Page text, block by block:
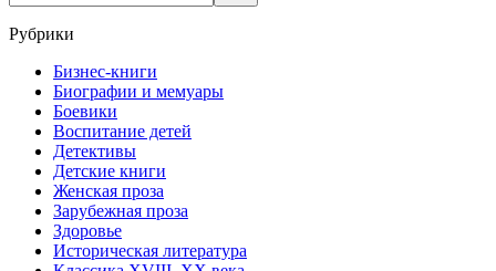
Рубрики
Бизнес-книги
Биографии и мемуары
Боевики
Воспитание детей
Детективы
Детские книги
Женская проза
Зарубежная проза
Здоровье
Историческая литература